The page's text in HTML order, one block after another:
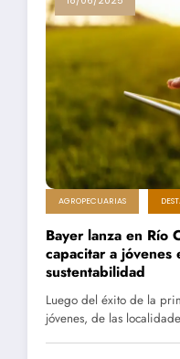
AGROPECUARIAS
Bayer lanza en Río
capacitar a
sustentabilidad
Luego del éxito de la
jóvenes, de las